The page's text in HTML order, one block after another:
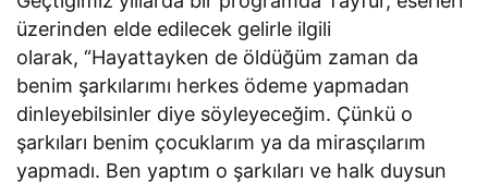
üzerinden elde edilecek gelirle ilgili
olarak, “Hayattayken de öldüğüm zaman da
benim şarkılarımı herkes ödeme yapmadan
dinleyebilsinler diye söyleyeceğim. Çünkü o
şarkıları benim çocuklarım ya da mirasçılarım
yapmadı. Ben yaptım o şarkıları ve halk duysun